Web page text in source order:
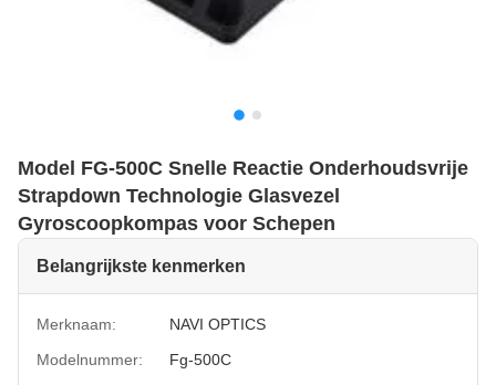
Model FG-500C Snelle Reactie Onderhoudsvrije
Strapdown Technologie Glasvezel
Gyroscoopkompas voor Schepen
Belangrijkste kenmerken
Merknaam:
NAVI OPTICS
Modelnummer:
Fg-500C